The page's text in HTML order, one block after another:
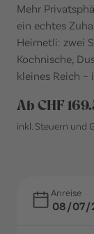
Mehr
ein echtes
Heimetli: zwei
Kochnische,
kleines Reich –
Ab CHF
inkl. Steuern und
Anreise